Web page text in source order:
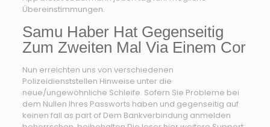
Übereinstimmungen.
Samu Haber Hat Gegenseitig
Zum Zweiten Mal Via Einem Cor
Nun erreichten uns von verschiedenen
Polizeidienststellen Hinweise unter die
neue/ungewöhnliche Schleife. Sofern Sie Probleme bei
dem Nullen Ihres Passworts haben und gegenseitig auf
keinen fall as part of Dem Bankverbindung anmelden